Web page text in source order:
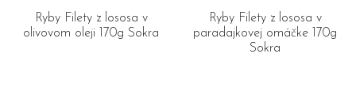
Ryby Filety z lososa v
olivovom oleji 170g Sokra
Ryby Filety z lososa v
paradajkovej omáčke 170g
Sokra